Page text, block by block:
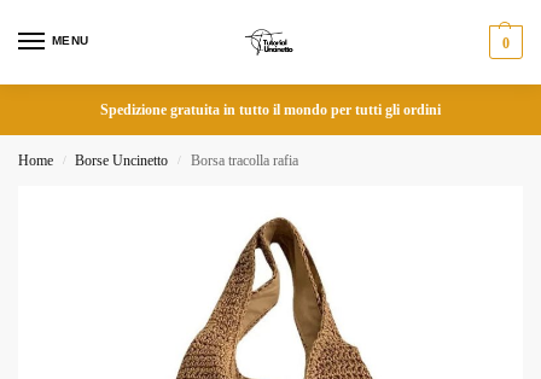
MENU 0
Spedizione gratuita in tutto il mondo per tutti gli ordini
Home / Borse Uncinetto / Borsa tracolla rafia